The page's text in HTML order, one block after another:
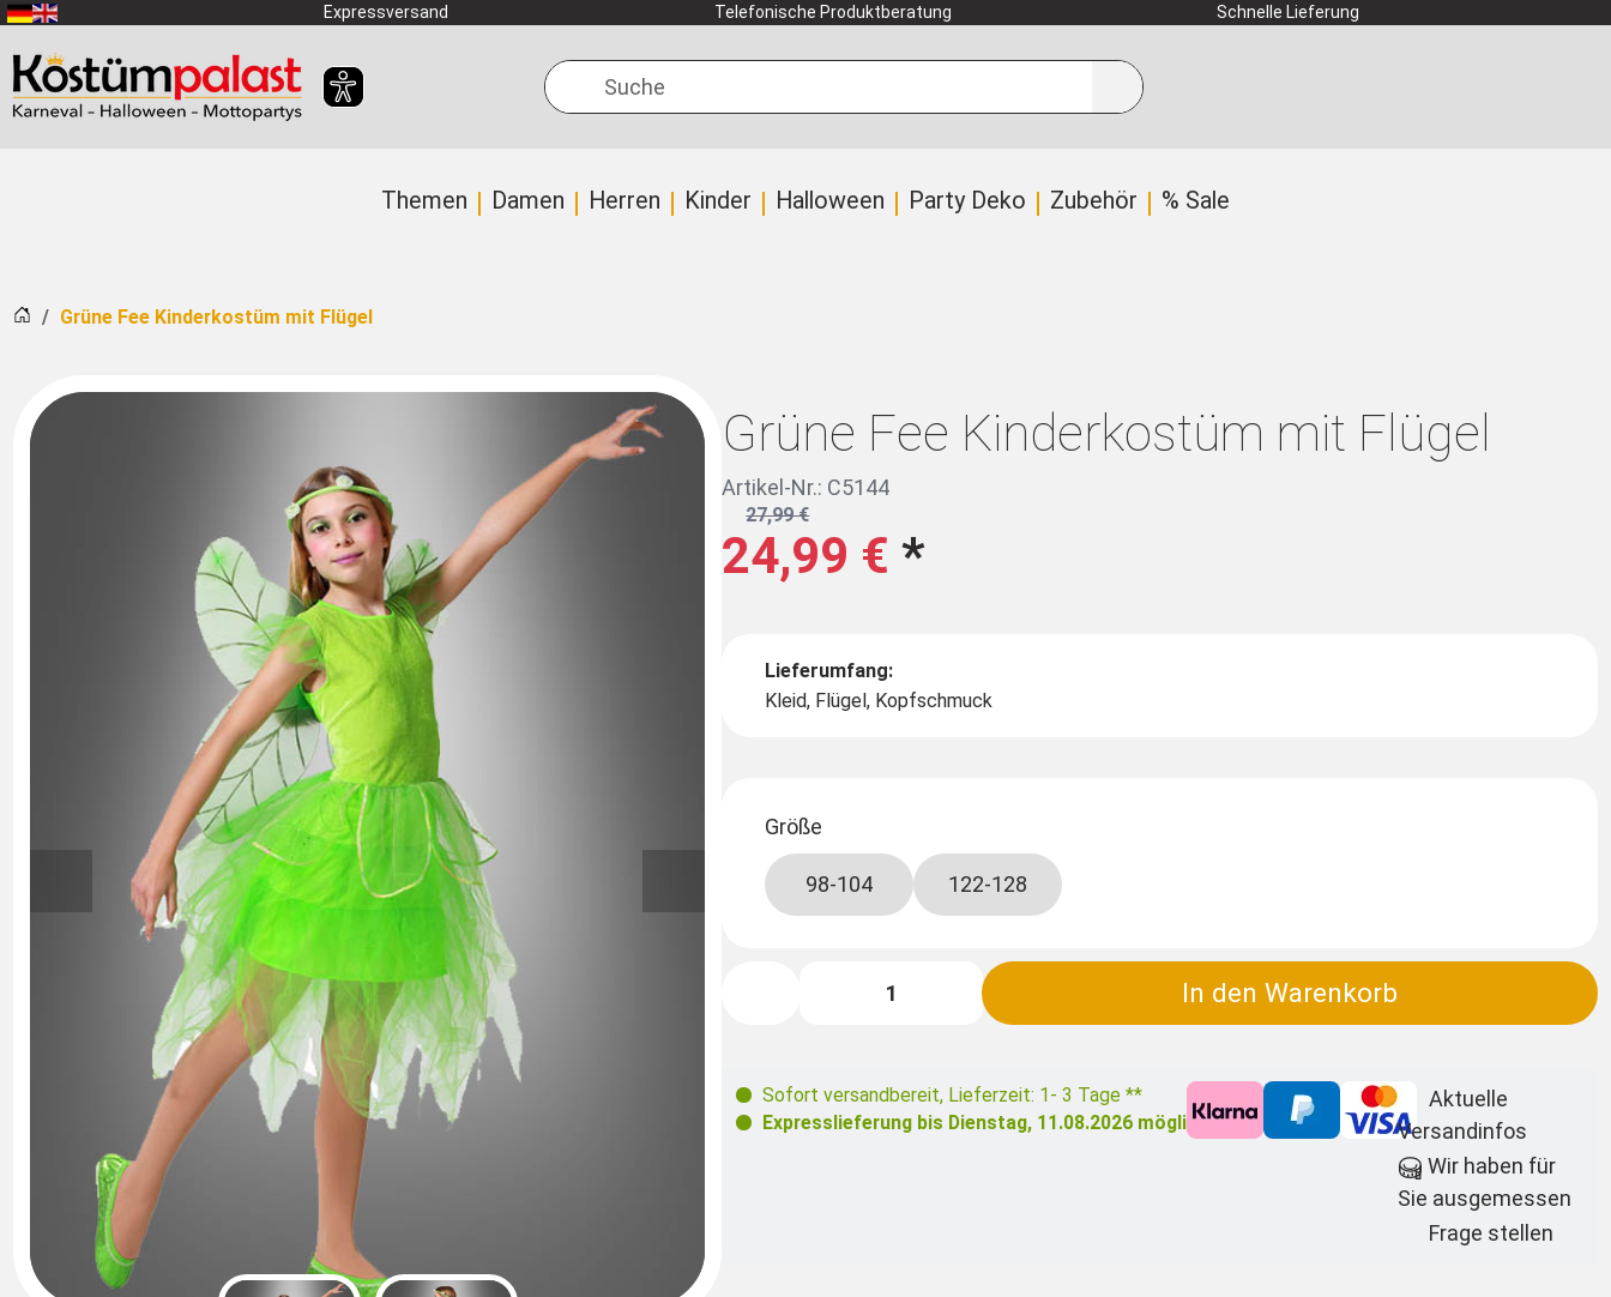
Zum Hauptinhalt springen Expressversand Telefonische Produktberatung Schnelle Lieferung
Suche
Themen Damen Herren Kinder Halloween Party Deko Zubehör % Sale
Startseite
Grüne Fee Kinderkostüm mit Flügel
Grüne Fee Kinderkostüm mit Flügel
Artikel-Nr.: C5144
24,99 €*
27,99 €
Lieferumfang:
Kleid, Flügel, Kopfschmuck
Größe
98-104 122-128
In den Warenkorb
Sofort versandbereit, Lieferzeit: 1- 3 Tage **
Expresslieferung bis Dienstag, 11.08.2026 möglich
Aktuelle
Versandinfos
Wir haben für
Sie ausgemessen
Frage stellen